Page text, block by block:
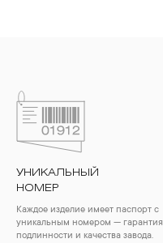
УНИКАЛЬНЫЙ
НОМЕР
Каждое изделие имеет паспорт с
уникальным номером — гарантия
подлинности и качества завода.